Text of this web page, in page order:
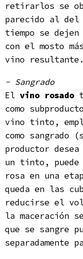
retirarlos se
parecido al del
tiempo se
con el mosto
vino resultante.
- Sangrado
El vino rosado
como
vino tinto,
como sangrado
productor
un tinto,
rosa en una
queda en las
reducirse el
la maceración
que se sangre
separadamente